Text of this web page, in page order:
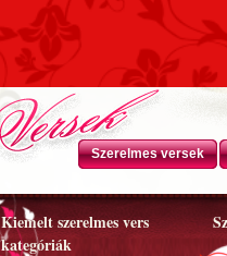
Szerelmes versek
Kiemelt szerelmes vers
kategóriák